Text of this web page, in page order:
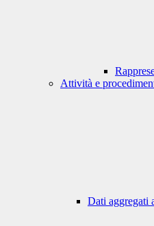
Attività e
Dati aggregati